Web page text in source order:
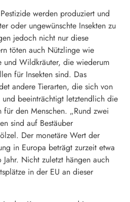
werden produziert und
oder ungewünschte Insekten zu
jedoch nicht nur diese
töten auch Nützlinge wie
und Wildkräuter, die wiederum
für Insekten sind. Das
andere Tierarten, die sich von
und beeinträchtigt letztendlich die
für den Menschen. „Rund zwei
sind auf Bestäuber
Der monetäre Wert der
in Europa beträgt zurzeit etwa
Nicht zuletzt hängen auch
in der EU an dieser